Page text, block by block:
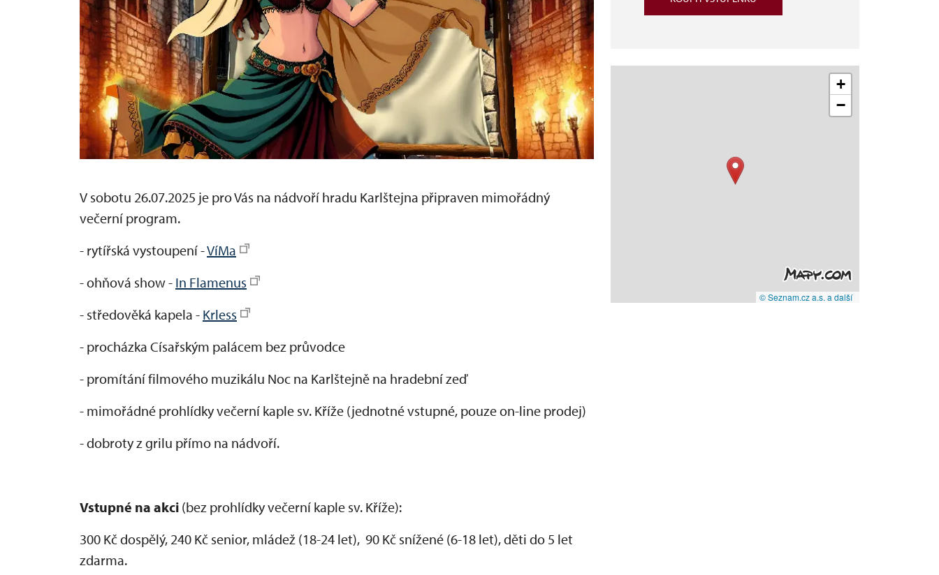
V sobotu 26.07.2025 je pro Vás na nádvoří hradu Karlštejna připraven mimořádný
večerní program.
- rytířská vystoupení -VíMa
- ohňová show - In Flamenus
- středověká kapela - Krless
- procházka Císařským palácem bez průvodce
- promítání filmového muzikálu Noc na Karlštejně na hradební zeď
- mimořádné prohlídky večerní kaple sv. Kříže (jednotné vstupné, pouze on-line prodej)
- dobroty z grilu přímo na nádvoří.
Vstupné na akci (bez prohlídky večerní kaple sv. Kříže):
300 Kč dospělý, 240 Kč senior, mládež (18-24 let), 90 Kč snížené (6-18 let), děti do 5 let
zdarma.
+
−
© Seznam.cz a.s. a další